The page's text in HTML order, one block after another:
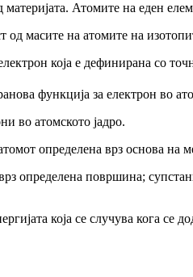
Атомите на еден
од масите на атомите на
која е дефинирана со
функција за електрон во
во атомското јадро.
определена врз основа на
определена површина;
која се случува кога се